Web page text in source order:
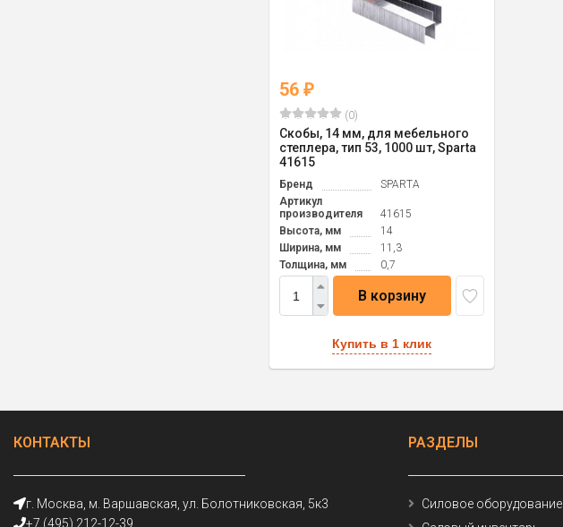
56₽
(0)
Скобы, 14 мм, для мебельного
степлера, тип 53, 1000 шт, Sparta
41615
Бренд
SPARTA
Артикул
производителя
41615
Высота, мм
14
Ширина, мм
11,3
Толщина, мм
0,7
В корзину
Купить в 1 клик
КОНТАКТЫ
г. Москва, м. Варшавская, ул. Болотниковская, 5к3
+7 (495) 212-12-39
РАЗДЕЛЫ
Силовое оборудование